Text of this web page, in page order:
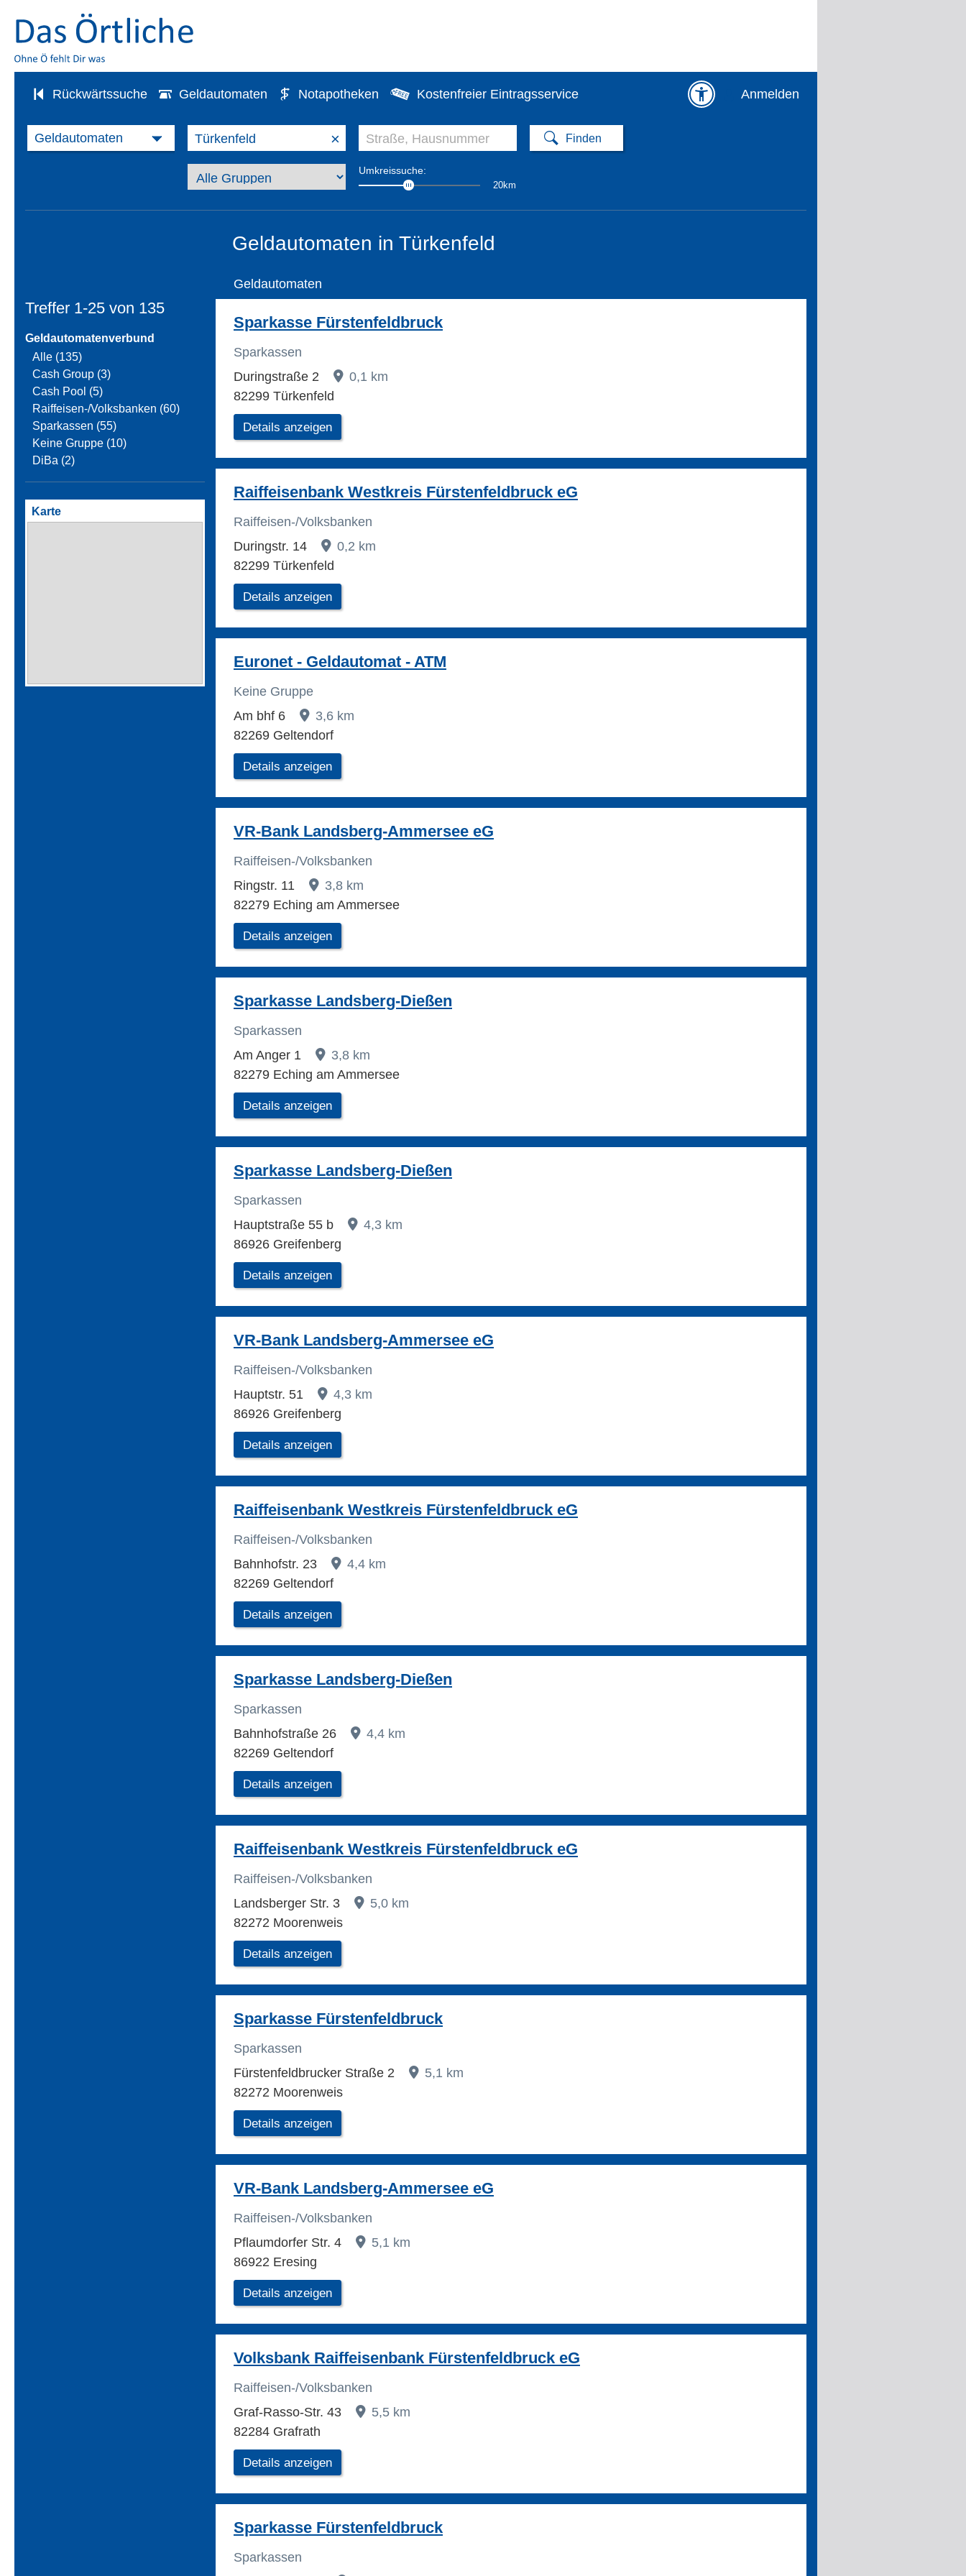
Rückwärtssuche Geldautomaten Notapotheken Kostenfreier Eintragsservice Anmelden
×
Umkreissuche:
20km
Geldautomaten in Türkenfeld
Treffer 1-25 von 135
Geldautomatenverbund
Alle (135)
Cash Group (3)
Cash Pool (5)
Raiffeisen-/Volksbanken (60)
Sparkassen (55)
Keine Gruppe (10)
DiBa (2)
Geldautomaten
Sparkasse Fürstenfeldbruck
Sparkassen
Duringstraße 2
0,1 km
82299 Türkenfeld
Details anzeigen
Raiffeisenbank Westkreis Fürstenfeldbruck eG
Raiffeisen-/Volksbanken
Duringstr. 14
0,2 km
82299 Türkenfeld
Details anzeigen
Euronet - Geldautomat - ATM
Keine Gruppe
Am bhf 6
3,6 km
82269 Geltendorf
Details anzeigen
VR-Bank Landsberg-Ammersee eG
Raiffeisen-/Volksbanken
Ringstr. 11
3,8 km
82279 Eching am Ammersee
Details anzeigen
Sparkasse Landsberg-Dießen
Sparkassen
Am Anger 1
3,8 km
82279 Eching am Ammersee
Details anzeigen
Sparkasse Landsberg-Dießen
Sparkassen
Hauptstraße 55 b
4,3 km
86926 Greifenberg
Details anzeigen
VR-Bank Landsberg-Ammersee eG
Raiffeisen-/Volksbanken
Hauptstr. 51
4,3 km
86926 Greifenberg
Details anzeigen
Raiffeisenbank Westkreis Fürstenfeldbruck eG
Raiffeisen-/Volksbanken
Bahnhofstr. 23
4,4 km
82269 Geltendorf
Details anzeigen
Sparkasse Landsberg-Dießen
Sparkassen
Bahnhofstraße 26
4,4 km
82269 Geltendorf
Details anzeigen
Raiffeisenbank Westkreis Fürstenfeldbruck eG
Raiffeisen-/Volksbanken
Landsberger Str. 3
5,0 km
82272 Moorenweis
Details anzeigen
Sparkasse Fürstenfeldbruck
Sparkassen
Fürstenfeldbrucker Straße 2
5,1 km
82272 Moorenweis
Details anzeigen
VR-Bank Landsberg-Ammersee eG
Raiffeisen-/Volksbanken
Pflaumdorfer Str. 4
5,1 km
86922 Eresing
Details anzeigen
Volksbank Raiffeisenbank Fürstenfeldbruck eG
Raiffeisen-/Volksbanken
Graf-Rasso-Str. 43
5,5 km
82284 Grafrath
Details anzeigen
Sparkasse Fürstenfeldbruck
Sparkassen
Karte